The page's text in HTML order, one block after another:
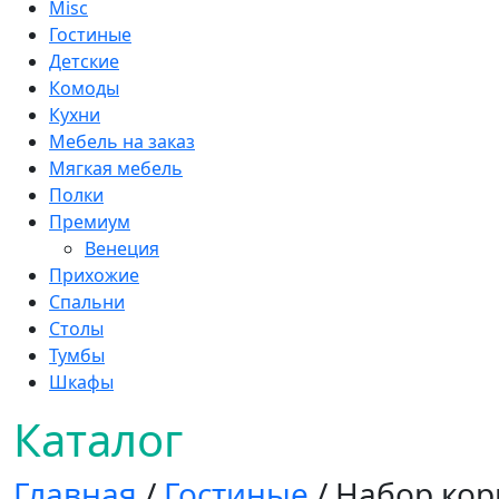
Misc
Гостиные
Детские
Комоды
Кухни
Мебель на заказ
Мягкая мебель
Полки
Премиум
Венеция
Прихожие
Спальни
Столы
Тумбы
Шкафы
Каталог